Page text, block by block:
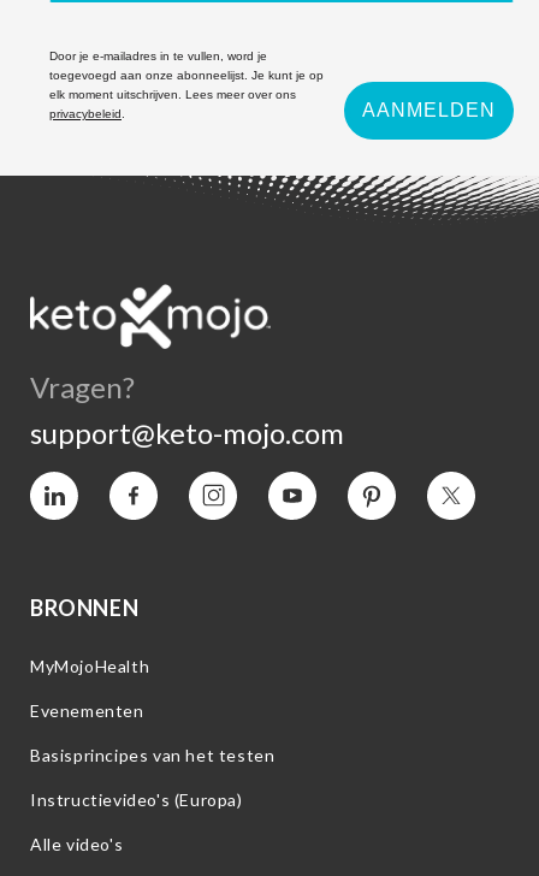
Door je e-mailadres in te vullen, word je
toegevoegd aan onze abonneelijst. Je kunt je op
elk moment uitschrijven. Lees meer over ons
privacybeleid
AANMELDEN
Vragen?
support@keto-mojo.com
Vimeo Facebook InstagramYouTube Pinterest Twitter
BRONNEN
MyMojoHealth
Evenementen
Basisprincipes van het testen
Instructievideo's (Europa)
Alle video's